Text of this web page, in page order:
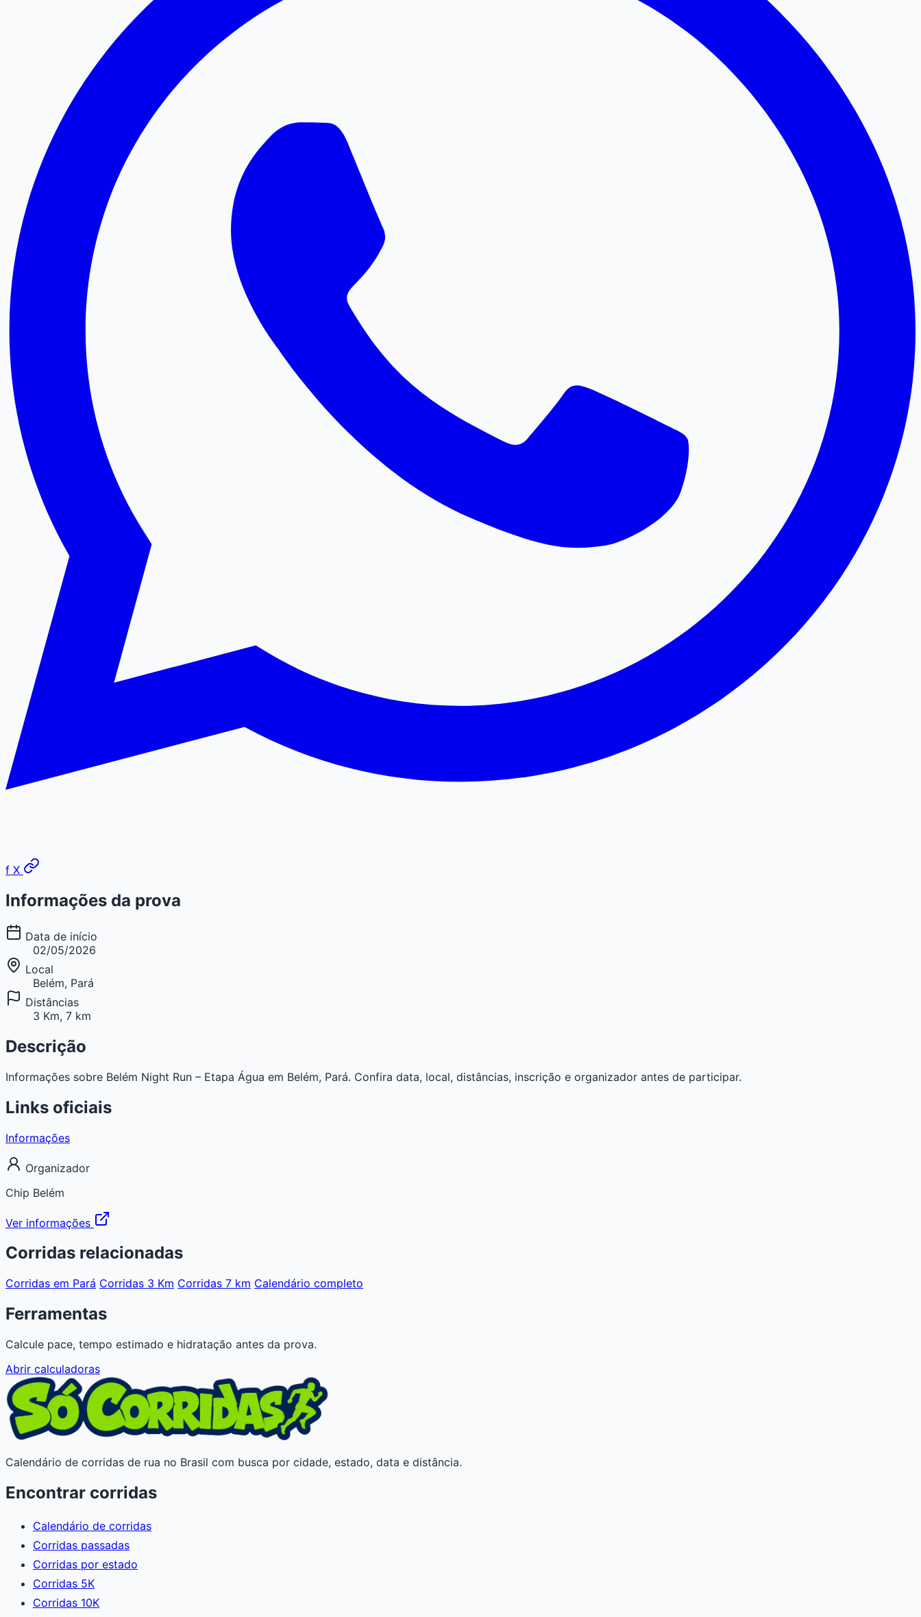
f X
Informações da prova
Data de início
02/05/2026
Local
Belém, Pará
Distâncias
3 Km, 7 km
Descrição
Informações sobre Belém Night Run – Etapa Água em Belém, Pará. Confira data, local, distâncias, inscrição e organizador antes de participar.
Links oficiais
Informações
Organizador
Chip Belém
Ver informações
Corridas relacionadas
Corridas em Pará Corridas 3 Km Corridas 7 km Calendário completo
Ferramentas
Calcule pace, tempo estimado e hidratação antes da prova.
Abrir calculadoras
Calendário de corridas de rua no Brasil com busca por cidade, estado, data e distância.
Encontrar corridas
Calendário de corridas
Corridas passadas
Corridas por estado
Corridas 5K
Corridas 10K